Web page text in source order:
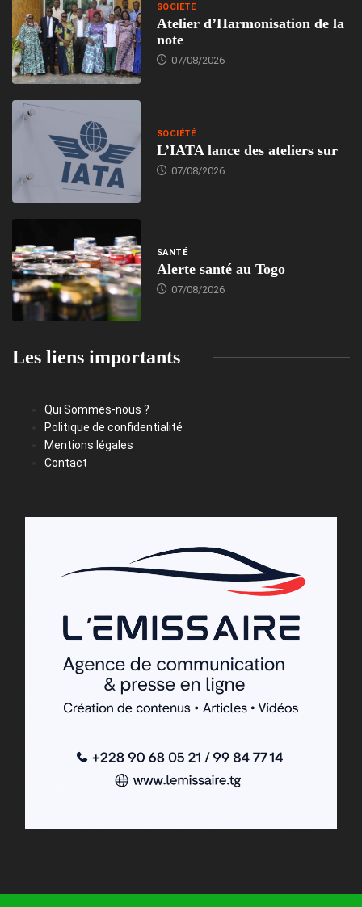
SOCIÉTÉ
Atelier d’Harmonisation de la
note
07/08/2026
SOCIÉTÉ
L’IATA lance des ateliers sur
07/08/2026
SANTÉ
Alerte santé au Togo
07/08/2026
Les liens importants
Qui Sommes-nous ?
Politique de confidentialité
Mentions légales
Contact